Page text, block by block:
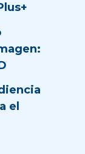
el